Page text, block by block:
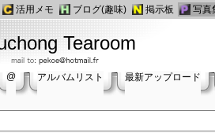
Tearoom
@ アルバムリスト 最新アップロード
活用メモ ブログ(趣味) 掲示板 写真